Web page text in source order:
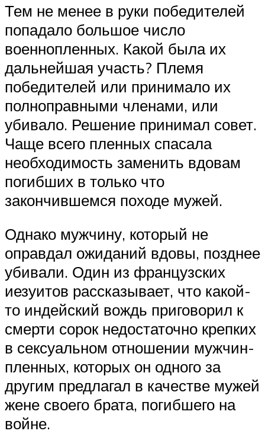
Тем не менее в руки победителей
попадало большое число
военнопленных. Какой была их
дальнейшая участь? Племя
победителей или принимало их
полноправными членами, или
убивало. Решение принимал совет.
Чаще всего пленных спасала
необходимость заменить вдовам
погибших в только что
закончившемся походе мужей.
Однако мужчину, который не
оправдал ожиданий вдовы, позднее
убивали. Один из французских
иезуитов рассказывает, что какой-
то индейский вождь приговорил к
смерти сорок недостаточно крепких
в сексуальном отношении мужчин-
пленных, которых он одного за
другим предлагал в качестве мужей
жене своего брата, погибшего на
войне.